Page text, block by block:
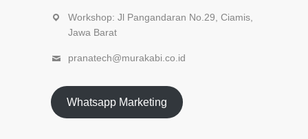
Workshop: Jl Pangandaran No.29, Ciamis,
Jawa Barat
pranatech@murakabi.co.id
Whatsapp Marketing